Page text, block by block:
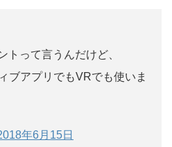
トって言うんだけど、
ブアプリでもVRでも使いま
年6月15日